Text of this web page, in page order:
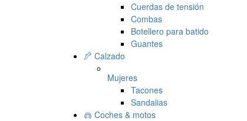
Cuerdas de tensión
Combas
Botellero para batido
Guantes
Calzado
Mujeres
Tacones
Sandalias
Coches & motos